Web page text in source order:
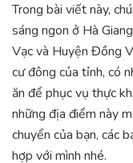
Trong bài viết này,
sáng ngon ở Hà
Vạc và Huyện Đồng
cư đông của tỉnh, có
ăn để phục vụ thực
những địa điểm này
chuyển của bạn, các
hợp với mình nhé.